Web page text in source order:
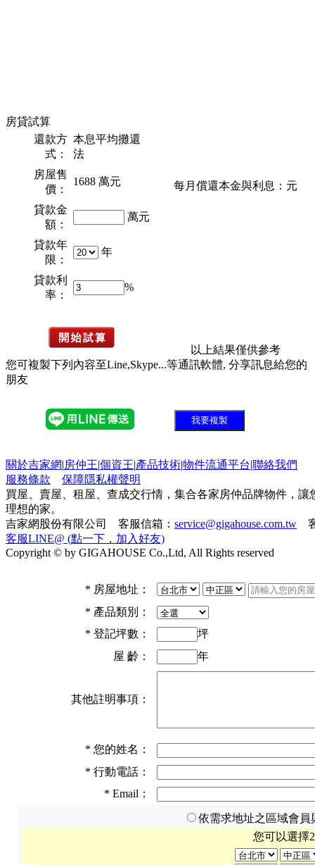
房貸試算
還款方
式：
本息平均攤還
法
房屋售
價：
1688萬元
貸款金
額：
萬元
貸款年
限：
年
貸款利
率：
%
每月償還本金與利息： 元
以上結果僅供參考
您可複製下列內容至Line,Skype...等通訊軟體, 分享訊息給您的
朋友
我要複製
關於吉家網|房仲王|個資王|產品技術|物件流通平台|聯絡我們
服務條款
保障隱私權聲明
買屋、賣屋、租屋、查成交行情，集合各家房仲品牌物件，
理想的家。
吉家網股份有限公司 客服信箱： service@gigahouse.com.tw
客服LINE@ (點一下，加入好友)
Copyright © by GIGAHOUSE Co.,Ltd, All Rights reserved